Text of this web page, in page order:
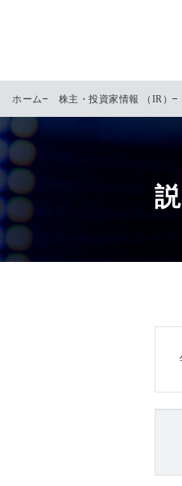
ホーム 株主・投資家情報 （IR）